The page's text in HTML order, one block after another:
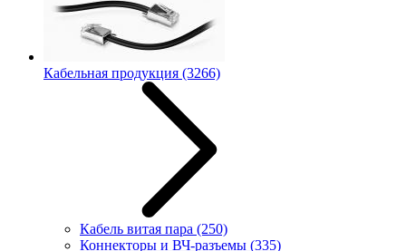
Кабельная продукция (3266)
Кабель витая пара (250)
Коннекторы и ВЧ-разъемы (335)